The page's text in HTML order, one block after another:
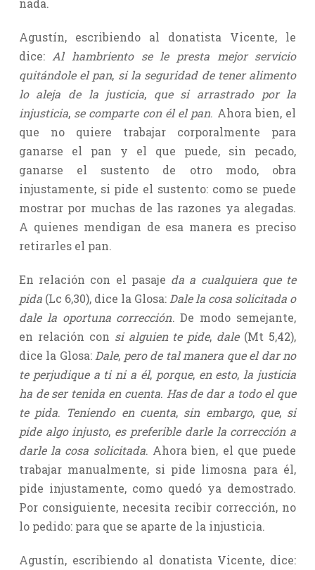
nada.
Agustín, escribiendo al donatista Vicente, le
dice: Al hambriento se le presta mejor servicio
quitándole el pan, si la seguridad de tener alimento
lo aleja de la justicia, que si arrastrado por la
injusticia,se comparte con él el pan. Ahora bien, el
que no quiere trabajar corporalmente para
ganarse el pan y el que puede, sin pecado,
ganarse el sustento de otro modo, obra
injustamente, si pide el sustento: como se puede
mostrar por muchas de las razones ya alegadas.
A quienes mendigan de esa manera es preciso
retirarles el pan.
En relación con el pasaje da a cualquiera que te
pida (Lc 6,30), dice la Glosa: Dale la cosa solicitada o
dale la oportuna corrección. De modo semejante,
en relación con si alguien te pide, dale (Mt 5,42),
dice la Glosa: Dale, pero de tal manera que el dar no
te perjudique a ti ni a él,porque,en esto, la justicia
ha de ser tenida en cuenta. Has de dar a todo el que
te pida. Teniendo en cuenta, sin embargo,que,si
pide algo injusto, es preferible darle la corrección a
darle la cosa solicitada. Ahora bien, el que puede
trabajar manualmente, si pide limosna para él,
pide injustamente, como quedó ya demostrado.
Por consiguiente, necesita recibir corrección, no
lo pedido: para que se aparte de la injusticia.
Agustín, escribiendo al donatista Vicente, dice: